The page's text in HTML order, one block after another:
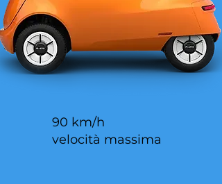
90 km/h
velocità massima